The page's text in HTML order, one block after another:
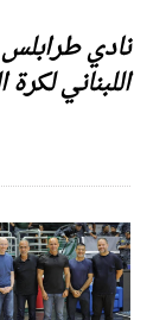
نادي
اللبناني